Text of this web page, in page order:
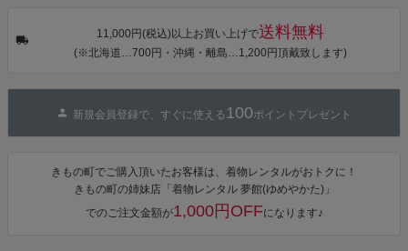
カシュクール
ワンピース 簡
単着付け 大人
11,000円(税込)以上お買い上げで送料無料
(※北海道…700円・沖縄・離島…1,200円頂戴致します)
新規会員登録で、すぐに使える 100ポイントプレゼント
きもの町でご購入頂いたお客様は、着物レンタルがおトクに！
きもの町の姉妹店「着物レンタル 夢館(ゆめやかた)」
でのご注文金額が1,000円OFFになります♪